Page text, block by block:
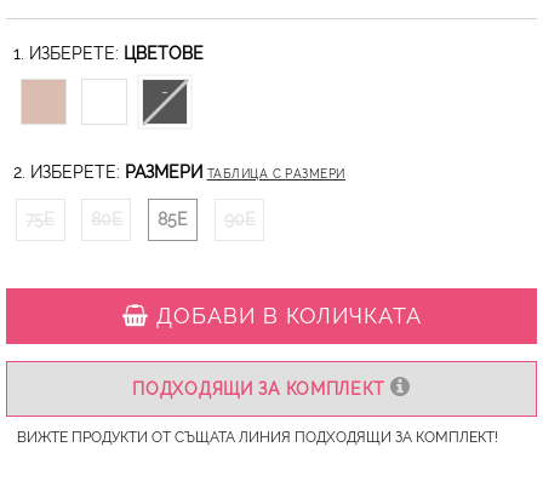
1. ИЗБЕРЕТЕ: ЦВЕТОВЕ
2. ИЗБЕРЕТЕ: РАЗМЕРИ ТАБЛИЦА С РАЗМЕРИ
75E 80E 85E 90E
ДОБАВИ В КОЛИЧКАТА
ПОДХОДЯЩИ ЗА КОМПЛЕКТ
ВИЖТЕ ПРОДУКТИ ОТ СЪЩАТА ЛИНИЯ ПОДХОДЯЩИ ЗА КОМПЛЕКТ!